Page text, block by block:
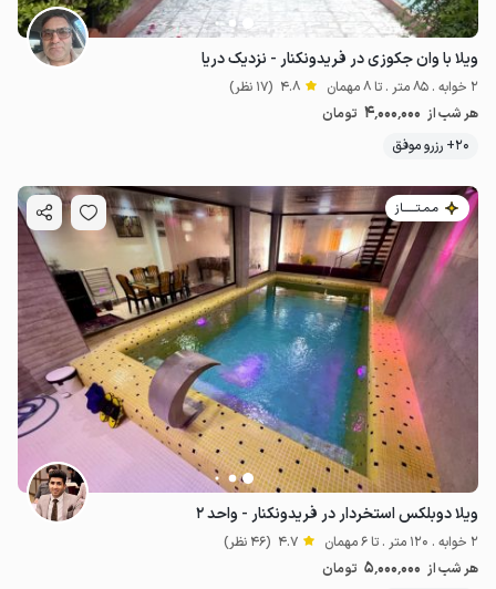
ویلا با وان جکوزی در فریدونکنار - نزدیک دریا
2 خوابه . 85 متر . تا 8 مهمان 4.8 (17 نظر)
هر شب از 4٬000٬000 تومان
20+ رزرو موفق
مـمـتــــــاز
ویلا دوبلکس استخردار در فریدونکنار - واحد ۲
2 خوابه . 120 متر . تا 6 مهمان 4.7 (46 نظر)
هر شب از 5٬000٬000 تومان